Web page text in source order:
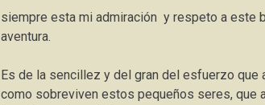
siempre esta mi admiración y respeto a este
aventura.
Es de la sencillez y del gran del esfuerzo
como sobreviven estos pequeños seres, que